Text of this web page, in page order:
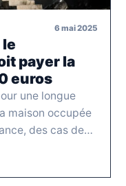
6 mai 2025
payer la
euros
une longue
maison occupée
des cas de…